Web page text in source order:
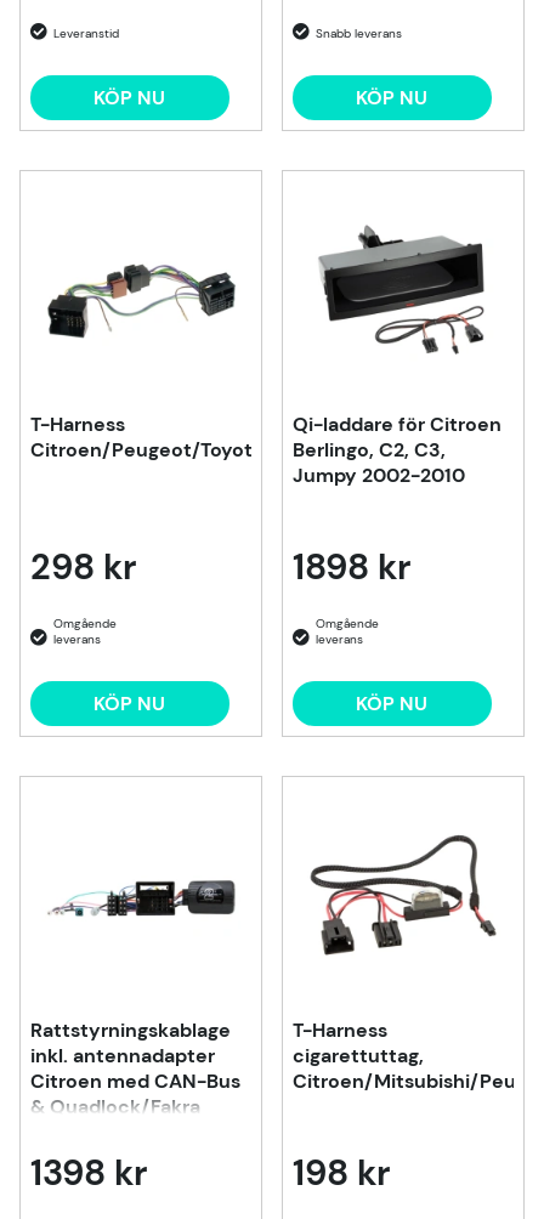
KÖP NU KÖP NU
T-Harness
Citroen/Peugeot/Toyota/Fiat
298 kr
KÖP NU
Qi-laddare för Citroen
Berlingo, C2, C3,
Jumpy 2002-2010
1898 kr
KÖP NU
Rattstyrningskablage
inkl. antennadapter
Citroen med CAN-Bus
& Quadlock/Fakra
1398 kr
T-Harness
cigarettuttag,
Citroen/Mitsubishi/
198 kr